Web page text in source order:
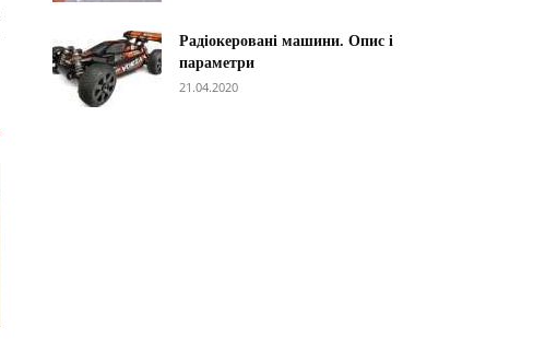
Радіокеровані машини. Опис і
параметри
21.04.2020